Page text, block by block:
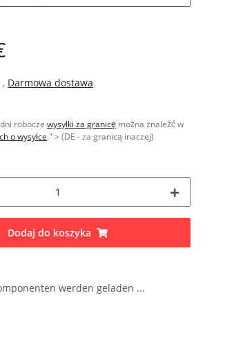
, Darmowa dostawa
roboczewysyłki za granicę można znaleźć w
o wysyłce." > (DE - za granicą inaczej)
Dodaj do koszyka
werden geladen ...